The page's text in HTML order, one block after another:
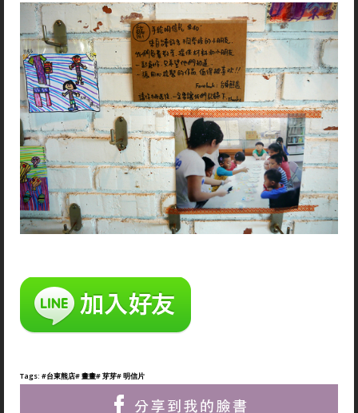
Tags: #台東熊店# 畫畫# 芽芽# 明信片